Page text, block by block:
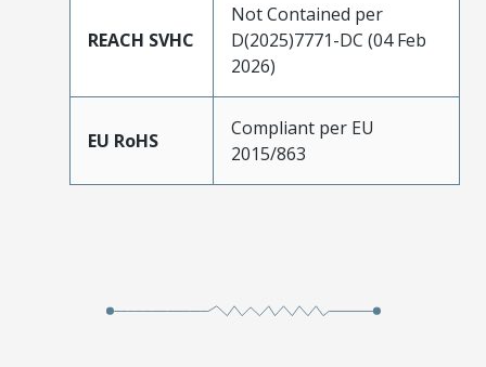
REACH SVHC
Not Contained per
D(2025)7771-DC (04 Feb
2026)
EU RoHS
Compliant per EU
2015/863